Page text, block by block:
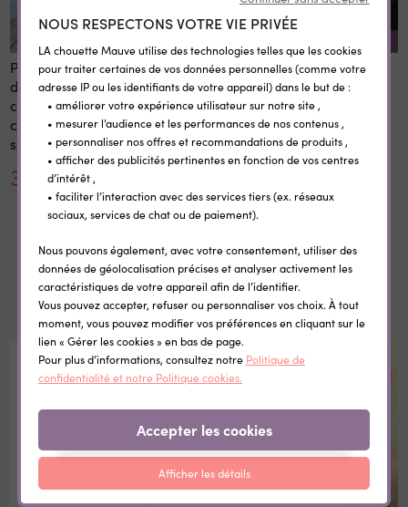
Panneau 1er et dernier jour
d'école personnalisé 20x28
cm en bois réutilisable avec
craie prénom rentrée
scolaire
30,00 €
Etiquettes vêtement
personnalisées
thermocollantes Little Wild
Dans la même catégorie
NOUS RESPECTONS VOTRE VIE PRIVÉE
LA chouette Mauve utilise des technologies telles que les cookies
pour traiter certaines de vos données personnelles (comme votre
adresse IP ou les identifiants de votre appareil) dans le but de :
• améliorer votre expérience utilisateur sur notre site ,
• mesurer l’audience et les performances de nos contenus ,
• personnaliser nos offres et recommandations de produits ,
• afficher des publicités pertinentes en fonction de vos centres
d’intérêt ,
• faciliter l’interaction avec des services tiers (ex. réseaux
sociaux, services de chat ou de paiement).
Nous pouvons également, avec votre consentement, utiliser des
données de géolocalisation précises et analyser activement les
caractéristiques de votre appareil afin de l’identifier.
Vous pouvez accepter, refuser ou personnaliser vos choix. À tout
moment, vous pouvez modifier vos préférences en cliquant sur le
lien « Gérer les cookies » en bas de page.
Pour plus d’informations, consultez notre Politique de
confidentialité et notre Politique cookies.
Accepter les cookies
Afficher les détails